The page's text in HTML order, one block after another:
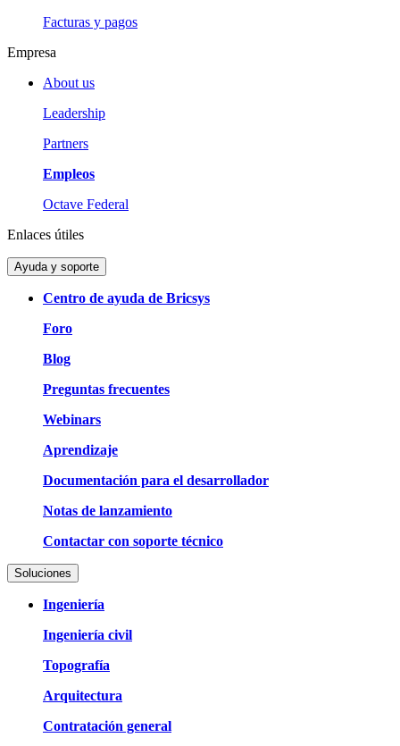
Facturas y pagos
Empresa
About us
Leadership
Partners
Empleos
Octave Federal
Enlaces útiles
Ayuda y soporte
Centro de ayuda de Bricsys
Foro
Blog
Preguntas frecuentes
Webinars
Aprendizaje
Documentación para el desarrollador
Notas de lanzamiento
Contactar con soporte técnico
Soluciones
Ingeniería
Ingeniería civil
Topografía
Arquitectura
Contratación general